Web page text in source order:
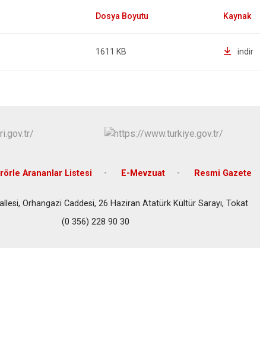
1611 KB indir
Arananlar Listesi E-Mevzuat Resmi Gazete
Orhangazi Caddesi, 26 Haziran Atatürk Kültür Sarayı, Tokat
(0 356) 228 90 30